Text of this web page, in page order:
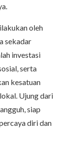
oleh
sekadar
investasi
serta
kesatuan
Ujung dari
siap
diri dan